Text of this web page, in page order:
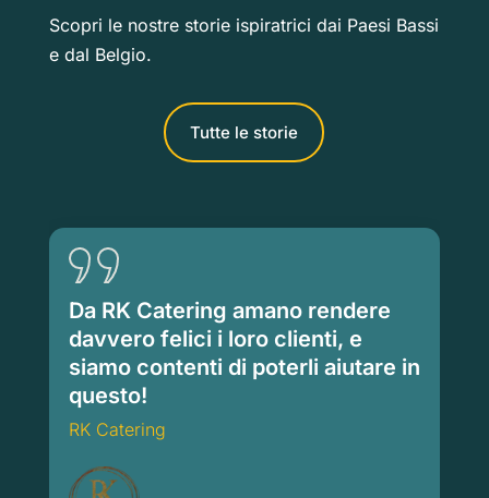
Scopri le nostre storie ispiratrici dai Paesi Bassi
e dal Belgio.
Tutte le storie
Da RK Catering amano rendere
davvero felici i loro clienti, e
siamo contenti di poterli aiutare in
questo!
RK Catering
RK Catering